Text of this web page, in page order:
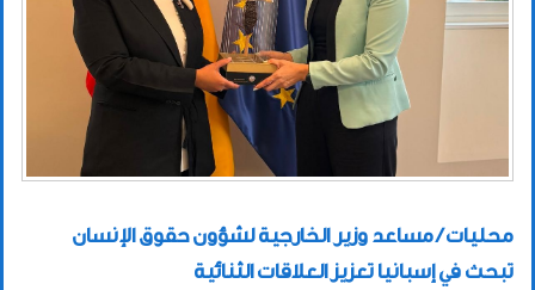
محليات / مساعد وزير الخارجية لشؤون حقوق الإنسان
تبحث في إسبانيا تعزيز العلاقات الثنائية